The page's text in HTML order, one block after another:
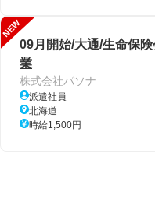
NEW
09月開始/大通/生命保
業
株式会社パソナ
派遣社員
北海道
時給1,500円